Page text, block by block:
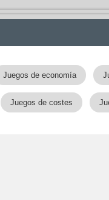
Juegos de economía
Juegos de costes